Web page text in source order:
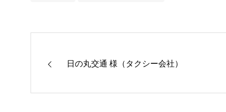
日の丸交通 様（タクシー会社）